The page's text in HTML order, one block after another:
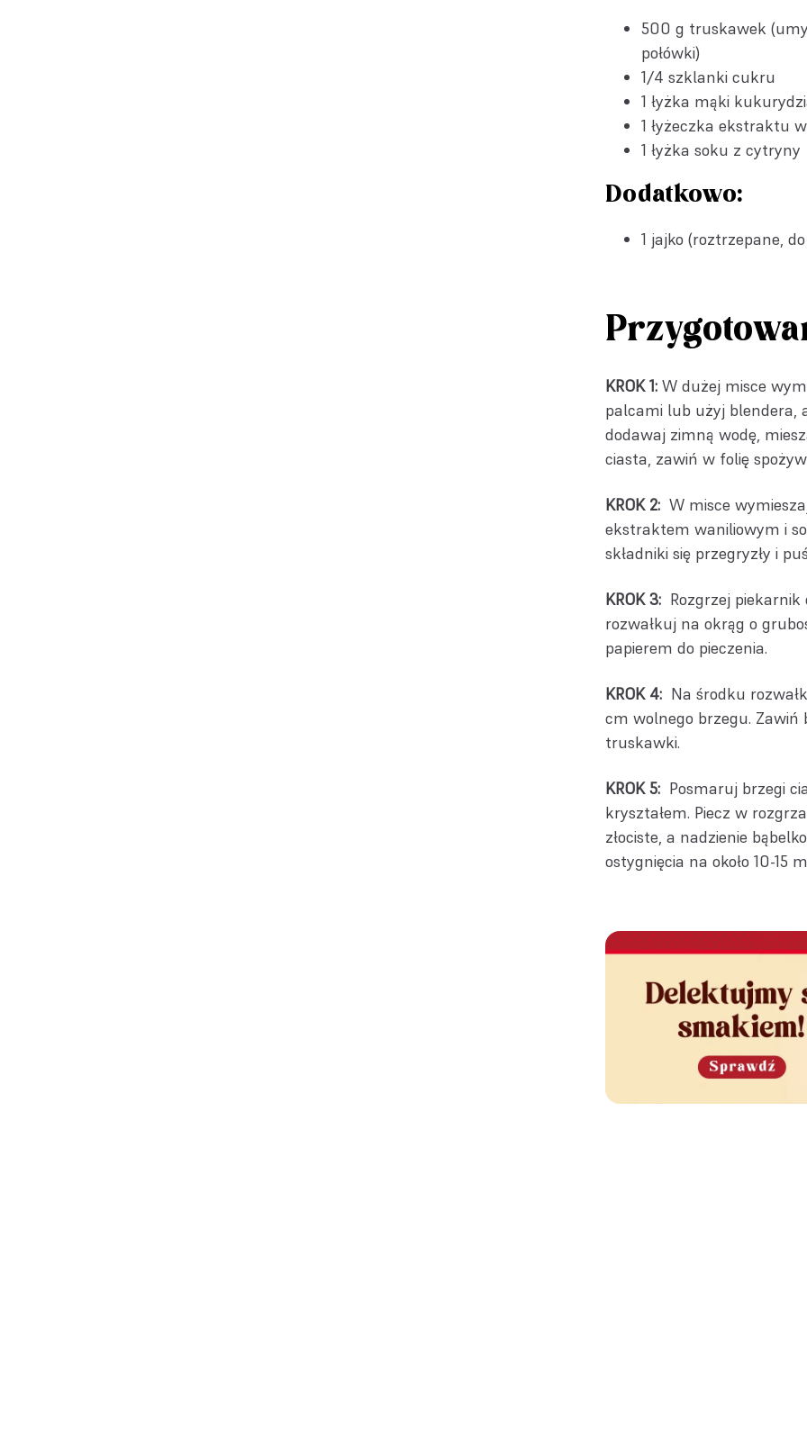
500 g truskawek
połówki)
1/4 szklanki cukru
1 łyżka mąki
1 łyżeczka ekstraktu
1 łyżka soku z cytryny
Dodatkowo:
1 jajko (roztrzepane,
KROK 1: W dużej misce
palcami lub użyj blendera,
dodawaj zimną wodę,
ciasta, zawiń w folię
KROK 2: W misce
ekstraktem waniliowym i
składniki się przegryzły i
KROK 3: Rozgrzej
rozwałkuj na okrąg o
papierem do pieczenia.
KROK 4: Na środku
cm wolnego brzegu. Zawiń
truskawki.
KROK 5: Posmaruj brzegi
kryształem. Piecz w
złociste, a nadzienie
ostygnięcia na około 10-15